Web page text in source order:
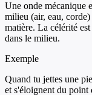
Une onde mécanique
milieu (air, eau,
matière. La célérité
dans le milieu.
Exemple
Quand tu jettes une
et s'éloignent du point